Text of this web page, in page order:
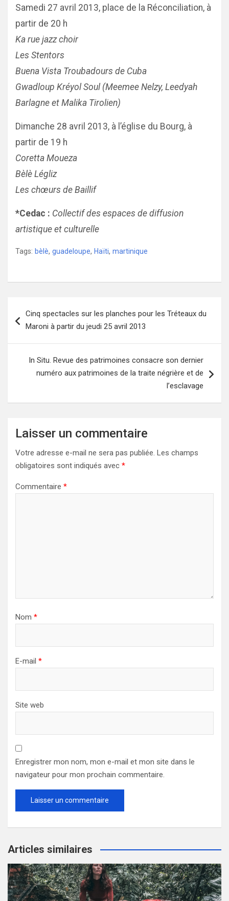
Samedi 27 avril 2013, place de la Réconciliation, à
partir de 20 h
Ka rue jazz choir
Les Stentors
Buena Vista Troubadours de Cuba
Gwadloup Kréyol Soul (Meemee Nelzy, Leedyah
Barlagne et Malika Tirolien)
Dimanche 28 avril 2013, à l’église du Bourg, à
partir de 19 h
Coretta Moueza
Bèlè Légliz
Les chœurs de Baillif
*Cedac : Collectif des espaces de diffusion
artistique et culturelle
Tags: bèlè, guadeloupe, Haïti, martinique
de
Cinq spectacles sur les planches pour les Tréteaux du
Maroni à partir du jeudi 25 avril 2013
In Situ. Revue des patrimoines consacre son dernier
numéro aux patrimoines de la traite négrière et de
l’esclavage
Laisser un commentaire
Votre adresse e-mail ne sera pas publiée. Les champs
obligatoires sont indiqués avec *
Commentaire *
Nom *
E-mail *
Site web
Enregistrer mon nom, mon e-mail et mon site dans le
navigateur pour mon prochain commentaire.
Articles similaires